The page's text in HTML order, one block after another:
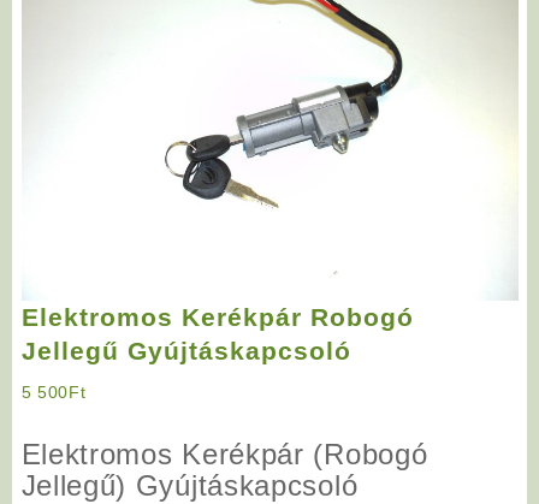
Elektromos Kerékpár Robogó
Jellegű Gyújtáskapcsoló
5 500Ft
Elektromos Kerékpár (Robogó
Jellegű) Gyújtáskapcsoló